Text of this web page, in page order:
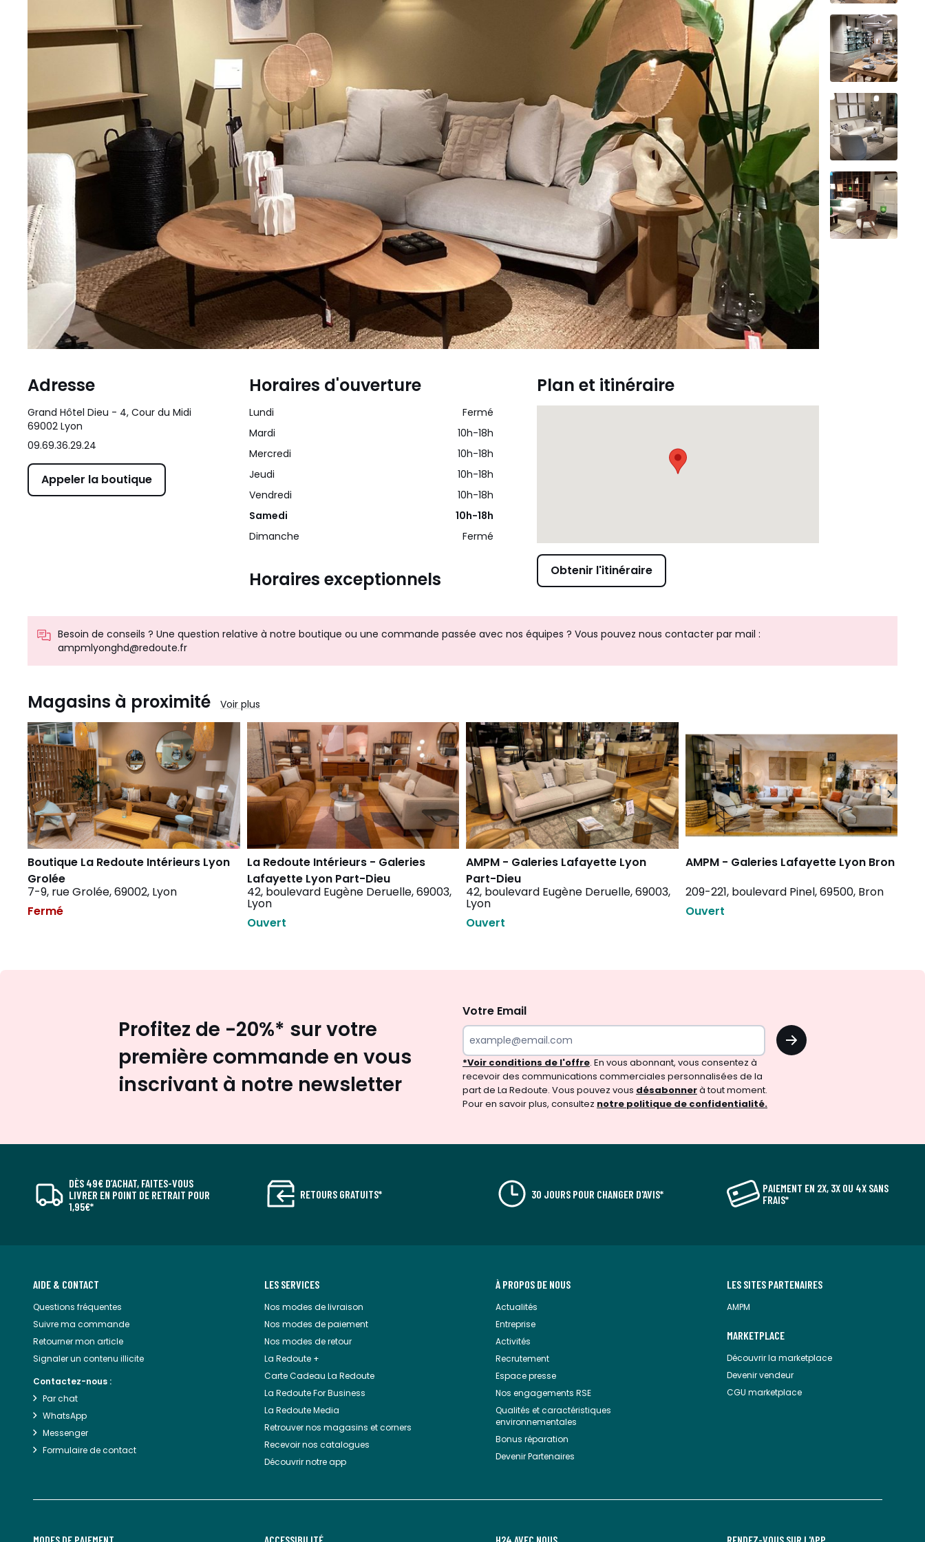
Adresse
Grand Hôtel Dieu - 4, Cour du Midi
69002 Lyon
09.69.36.29.24
Appeler la boutique
Horaires d'ouverture
Lundi
Fermé
Mardi
10h-18h
Mercredi
10h-18h
Jeudi
10h-18h
Vendredi
10h-18h
Samedi
10h-18h
Dimanche
Fermé
Horaires exceptionnels
Plan et itinéraire
Obtenir l'itinéraire
Besoin de conseils ? Une question relative à notre boutique ou une commande passée avec nos équipes ? Vous pouvez nous contacter par mail :
ampmlyonghd@redoute.fr
Magasins à proximité Voir plus
Boutique La Redoute Intérieurs Lyon
Grolée
7-9, rue Grolée, 69002, Lyon
Fermé
La Redoute Intérieurs - Galeries
Lafayette Lyon Part-Dieu
42, boulevard Eugène Deruelle, 69003,
Lyon
Ouvert
AMPM - Galeries Lafayette Lyon
Part-Dieu
42, boulevard Eugène Deruelle, 69003,
Lyon
Ouvert
AMPM - Galeries Lafayette Lyon Bron
209-221, boulevard Pinel, 69500, Bron
Ouvert
Profitez de -20%* sur votre
première commande en vous
inscrivant à notre newsletter
Votre Email
OK
*Voir conditions de l'offre. En vous abonnant, vous consentez à
recevoir des communications commerciales personnalisées de la
part de La Redoute. Vous pouvez vous désabonnerà tout moment.
Pour en savoir plus, consultez notre politique de confidentialité.
DÈS 49€ D’ACHAT, FAITES-VOUS
LIVRER EN POINT DE RETRAIT POUR
1,95€*
RETOURS GRATUITS* 30 JOURS POUR CHANGER D'AVIS*
PAIEMENT EN 2X, 3X OU 4X SANS
FRAIS*
AIDE & CONTACT
Questions fréquentes
Suivre ma commande
Retourner mon article
Signaler un contenu illicite
Contactez-nous :
Par chat
WhatsApp
Messenger
Formulaire de contact
LES SERVICES
Nos modes de livraison
Nos modes de paiement
Nos modes de retour
La Redoute +
Carte Cadeau La Redoute
La Redoute For Business
La Redoute Media
Retrouver nos magasins et corners
Recevoir nos catalogues
Découvrir notre app
À PROPOS DE NOUS
Actualités
Entreprise
Activités
Recrutement
Espace presse
Nos engagements RSE
Qualités et caractéristiques
environnementales
Bonus réparation
Devenir Partenaires
LES SITES PARTENAIRES
AMPM
MARKETPLACE
Découvrir la marketplace
Devenir vendeur
CGU marketplace